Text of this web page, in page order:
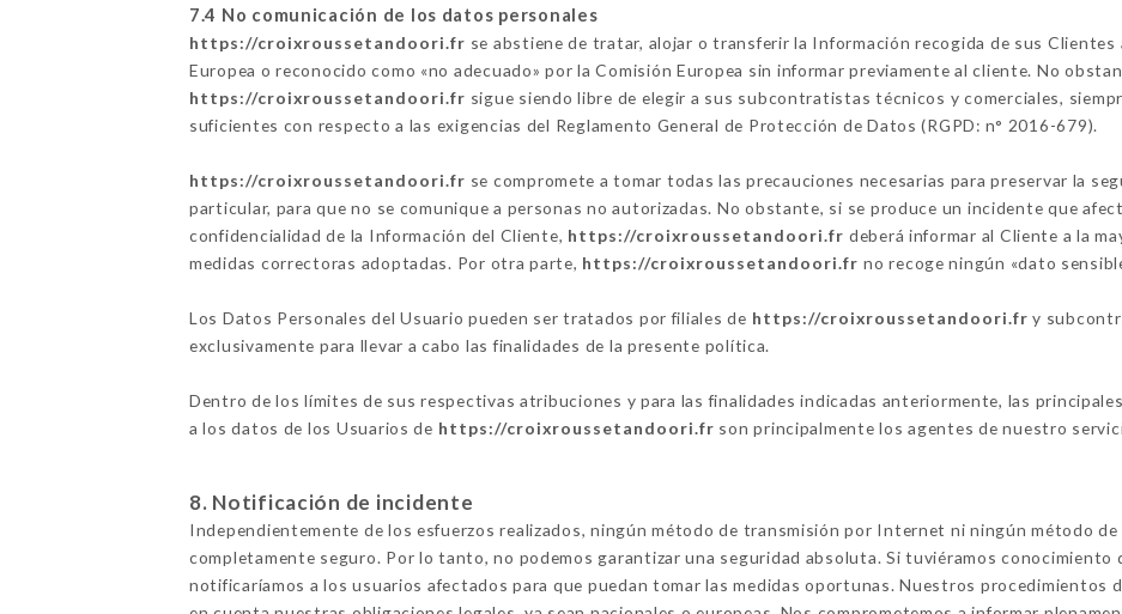
7.4 No comunicación de los datos personales
https://croixroussetandoori.fr se abstiene de tratar, alojar o transferir la Información recogida de sus Clientes
Europea o reconocido como «no adecuado» por la Comisión Europea sin informar previamente al cliente. No
https://croixroussetandoori.fr sigue siendo libre de elegir a sus subcontratistas técnicos y comerciales,
suficientes con respecto a las exigencias del Reglamento General de Protección de Datos (RGPD: n° 2016-679).
https://croixroussetandoori.fr se compromete a tomar todas las precauciones necesarias para preservar la
particular, para que no se comunique a personas no autorizadas. No obstante, si se produce un incidente que
confidencialidad de la Información del Cliente, https://croixroussetandoori.fr deberá informar al Cliente a la
medidas correctoras adoptadas. Por otra parte, https://croixroussetandoori.fr no recoge ningún «dato
Los Datos Personales del Usuario pueden ser tratados por filiales de https://croixroussetandoori.fr y
exclusivamente para llevar a cabo las finalidades de la presente política.
Dentro de los límites de sus respectivas atribuciones y para las finalidades indicadas anteriormente, las
a los datos de los Usuarios de https://croixroussetandoori.fr son principalmente los agentes de nuestro
8. Notificación de incidente
Independientemente de los esfuerzos realizados, ningún método de transmisión por Internet ni ningún método
completamente seguro. Por lo tanto, no podemos garantizar una seguridad absoluta. Si tuviéramos conocimiento
notificaríamos a los usuarios afectados para que puedan tomar las medidas oportunas. Nuestros procedimientos